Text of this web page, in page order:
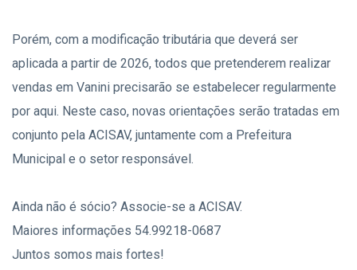
Porém, com a modificação tributária que deverá ser
aplicada a partir de 2026, todos que pretenderem realizar
vendas em Vanini precisarão se estabelecer regularmente
por aqui. Neste caso, novas orientações serão tratadas em
conjunto pela ACISAV, juntamente com a Prefeitura
Municipal e o setor responsável.
Ainda não é sócio? Associe-se a ACISAV.
Maiores informações 54.99218-0687
Juntos somos mais fortes!